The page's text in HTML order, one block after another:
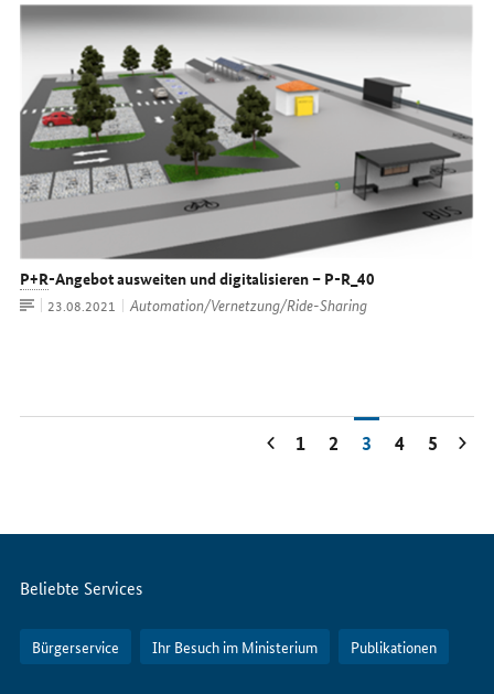
P+R-Angebot ausweiten und digitalisieren – P-R_40
ArtikelDatum:
23.08.2021 Automation/Vernetzung/Ride-Sharing
1 2 3 4 5
Servicemenü
Beliebte Services
Bürgerservice Ihr Besuch im Ministerium Publikationen